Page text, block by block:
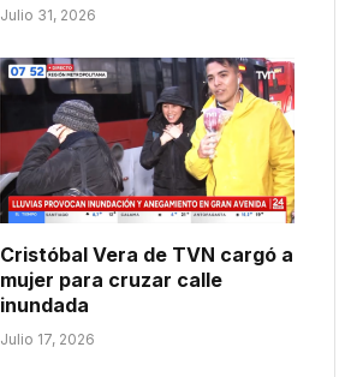
Julio 31, 2026
Cristóbal Vera de TVN cargó a
mujer para cruzar calle
inundada
Julio 17, 2026